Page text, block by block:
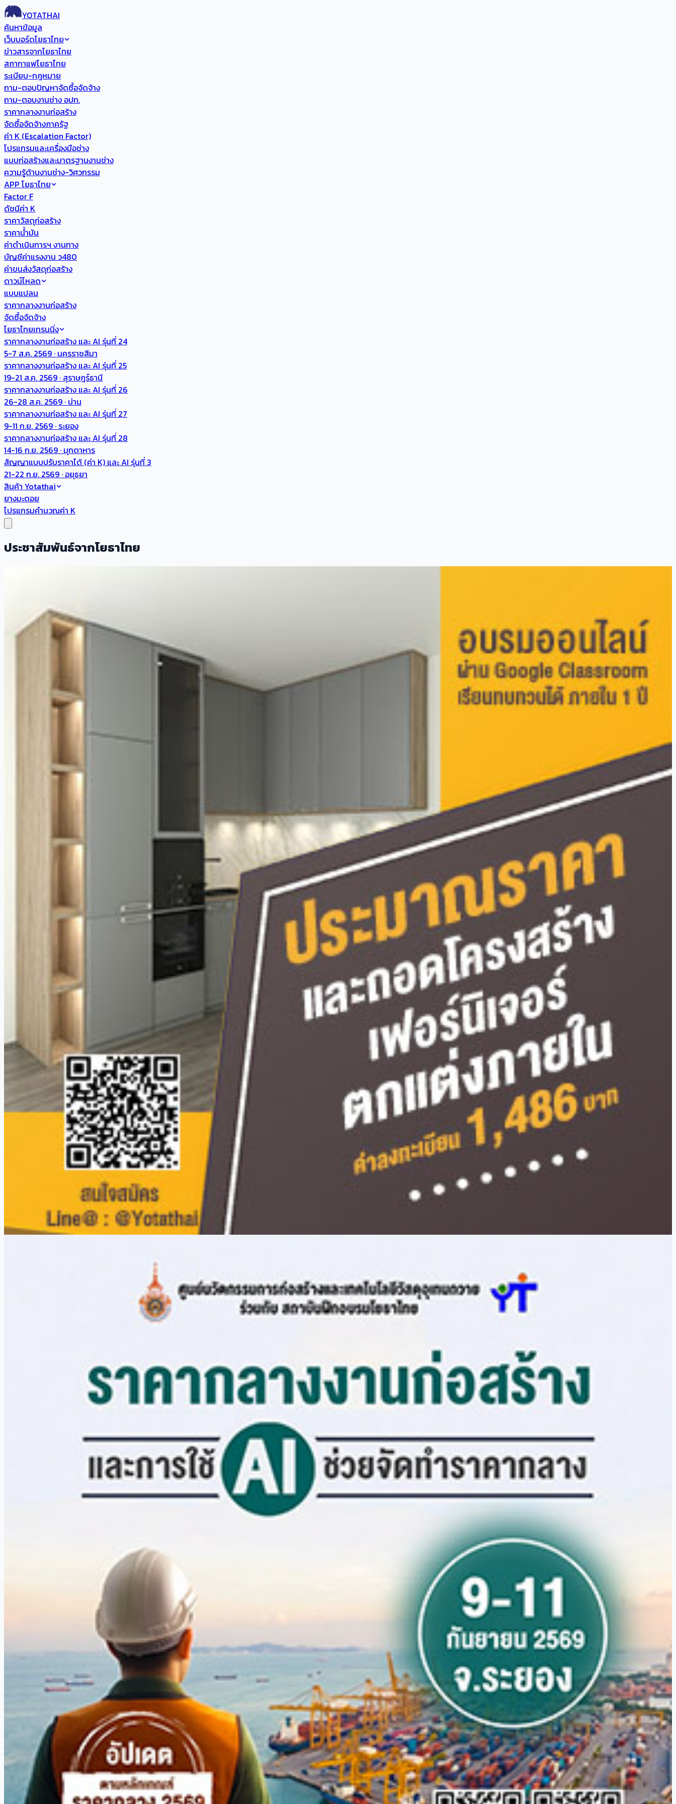
YOTATHAI
ค้นหาข้อมูล
เว็บบอร์ดโยธาไทย
ข่าวสารจากโยธาไทย
สภากาแฟโยธาไทย
ระเบียบ-กฎหมาย
ถาม-ตอบปัญหาจัดซื้อจัดจ้าง
ถาม-ตอบงานช่าง อปท.
ราคากลางงานก่อสร้าง
จัดซื้อจัดจ้างภาครัฐ
ค่า K (Escalation Factor)
โปรแกรมและเครื่องมือช่าง
แบบก่อสร้างและมาตรฐานงานช่าง
ความรู้ด้านงานช่าง-วิศวกรรม
APP โยธาไทย
Factor F
ดัชนีค่า K
ราคาวัสดุก่อสร้าง
ราคาน้ำมัน
ค่าดำเนินการฯ งานทาง
บัญชีค่าแรงงาน ว480
ค่าขนส่งวัสดุก่อสร้าง
ดาวน์โหลด
แบบแปลน
ราคากลางงานก่อสร้าง
จัดซื้อจัดจ้าง
โยธาไทยเทรนนิ่ง
ราคากลางงานก่อสร้าง และ AI รุ่นที่ 24
5-7 ส.ค. 2569 · นครราชสีมา
ราคากลางงานก่อสร้าง และ AI รุ่นที่ 25
19-21 ส.ค. 2569 · สุราษฎร์ธานี
ราคากลางงานก่อสร้าง และ AI รุ่นที่ 26
26-28 ส.ค. 2569 · น่าน
ราคากลางงานก่อสร้าง และ AI รุ่นที่ 27
9-11 ก.ย. 2569 · ระยอง
ราคากลางงานก่อสร้าง และ AI รุ่นที่ 28
14-16 ก.ย. 2569 · มุกดาหาร
สัญญาแบบปรับราคาได้ (ค่า K) และ AI รุ่นที่ 3
21-22 ก.ย. 2569 · อยุธยา
สินค้า Yotathai
ยางมะตอย
โปรแกรมคำนวณค่า K
ประชาสัมพันธ์จากโยธาไทย